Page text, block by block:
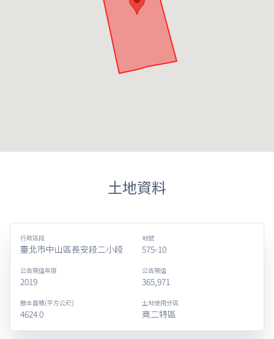
土地資料
行政區段
臺北市中山區長安段二小段
地號
575-10
公告現值年度
2019
公告現值
365,971
謄本面積(平方公尺)
4624.0
土地使用分區
商二特區